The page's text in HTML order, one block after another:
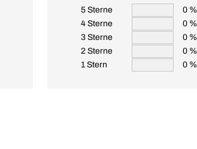
5 Sterne
0 %
4 Sterne
0 %
3 Sterne
0 %
2 Sterne
0 %
1 Stern
0 %